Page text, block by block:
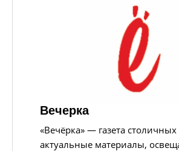
Вечерка
«Вечёрка» — газета
актуальные материалы,